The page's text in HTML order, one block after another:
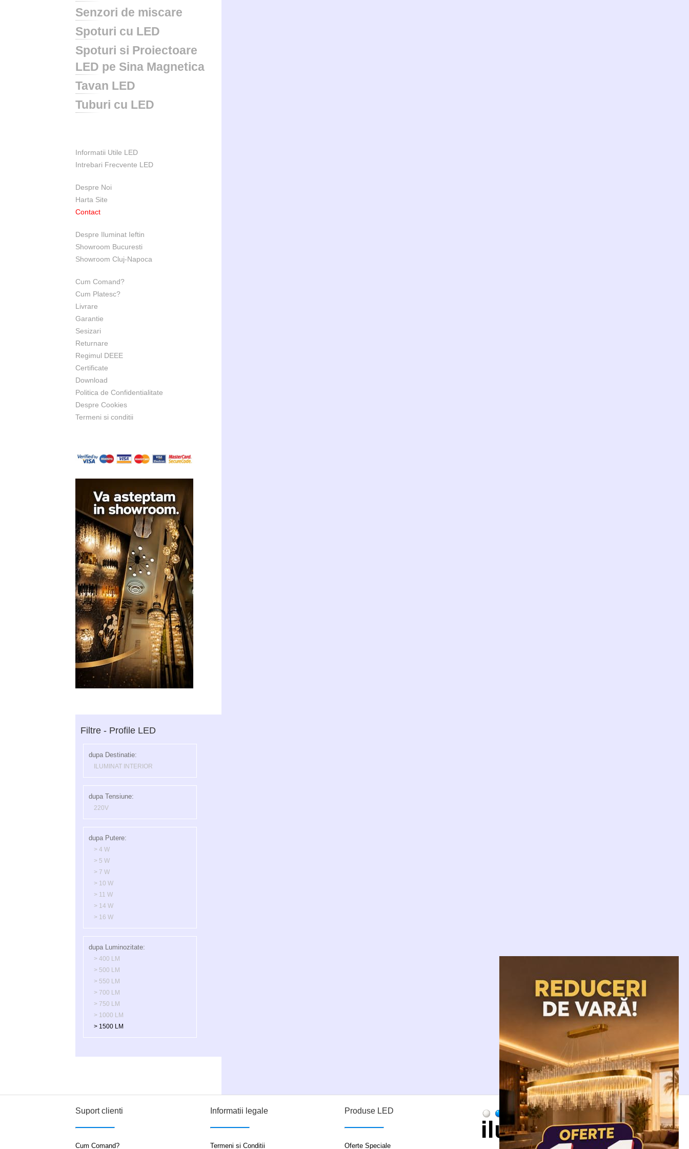
Senzori de miscare
Spoturi cu LED
Spoturi si Proiectoare
LED pe Sina Magnetica
Tavan LED
Tuburi cu LED
Informatii Utile LED
Intrebari Frecvente LED
Despre Noi
Harta Site
Contact
Despre Iluminat Ieftin
Showroom Bucuresti
Showroom Cluj-Napoca
Cum Comand?
Cum Platesc?
Livrare
Garantie
Sesizari
Returnare
Regimul DEEE
Certificate
Download
Politica de Confidentialitate
Despre Cookies
Termeni si conditii
Filtre - Profile LED
dupa Destinatie:
ILUMINAT INTERIOR
dupa Tensiune:
220V
dupa Putere:
> 4 W
> 5 W
> 7 W
> 10 W
> 11 W
> 14 W
> 16 W
dupa Luminozitate:
> 400 LM
> 500 LM
> 550 LM
> 700 LM
> 750 LM
> 1000 LM
> 1500 LM
Suport clienti
Cum Comand?
Informatii legale
Termeni si Conditii
Produse LED
Oferte Speciale